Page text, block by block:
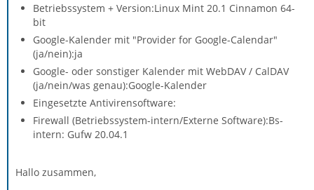
Betriebssystem + Version:Linux Mint 20.1 Cinnamon 64-
bit
Google-Kalender mit "Provider for Google-Calendar"
(ja/nein):ja
Google- oder sonstiger Kalender mit WebDAV / CalDAV
(ja/nein/was genau):Google-Kalender
Eingesetzte Antivirensoftware:
Firewall (Betriebssystem-intern/Externe Software):Bs-
intern: Gufw 20.04.1
Hallo zusammen,